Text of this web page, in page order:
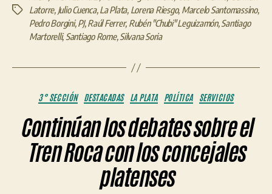
Etiquetas
Latorre, Julio Cuenca,La Plata, Lorena Riesgo, Marcelo Santomassino,
Pedro Borgini,PJ,Raúl Ferrer, Rubén "Chubi" Leguizamón,Santiago
Martorelli, Santiago Rome,Silvana Soria
Categorías
3° SECCIÓN DESTACADAS LA PLATA POLÍTICA SERVICIOS
Continúan los debates sobre el
Tren Roca con los concejales
platenses